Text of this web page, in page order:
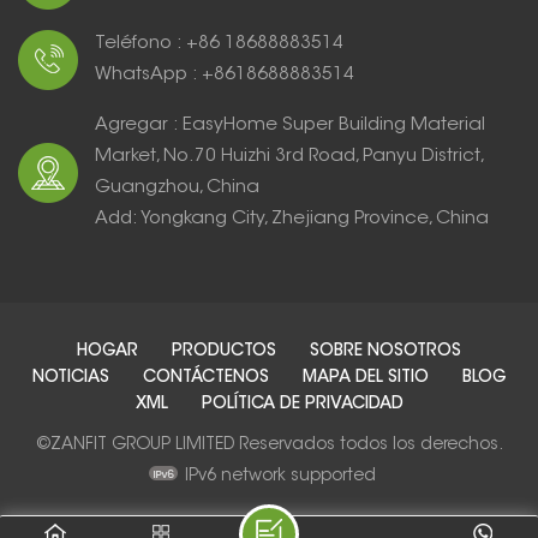
Teléfono : +86 18688883514
WhatsApp : +8618688883514
Agregar : EasyHome Super Building Material
Market, No.70 Huizhi 3rd Road, Panyu District,
Guangzhou, China
Add: Yongkang City, Zhejiang Province, China
HOGAR PRODUCTOS
SOBRE NOSOTROS
NOTICIAS
CONTÁCTENOS MAPA DEL SITIO
BLOG
XML
POLÍTICA DE PRIVACIDAD
©ZANFIT GROUP LIMITED Reservados todos los derechos.
IPv6 network supported